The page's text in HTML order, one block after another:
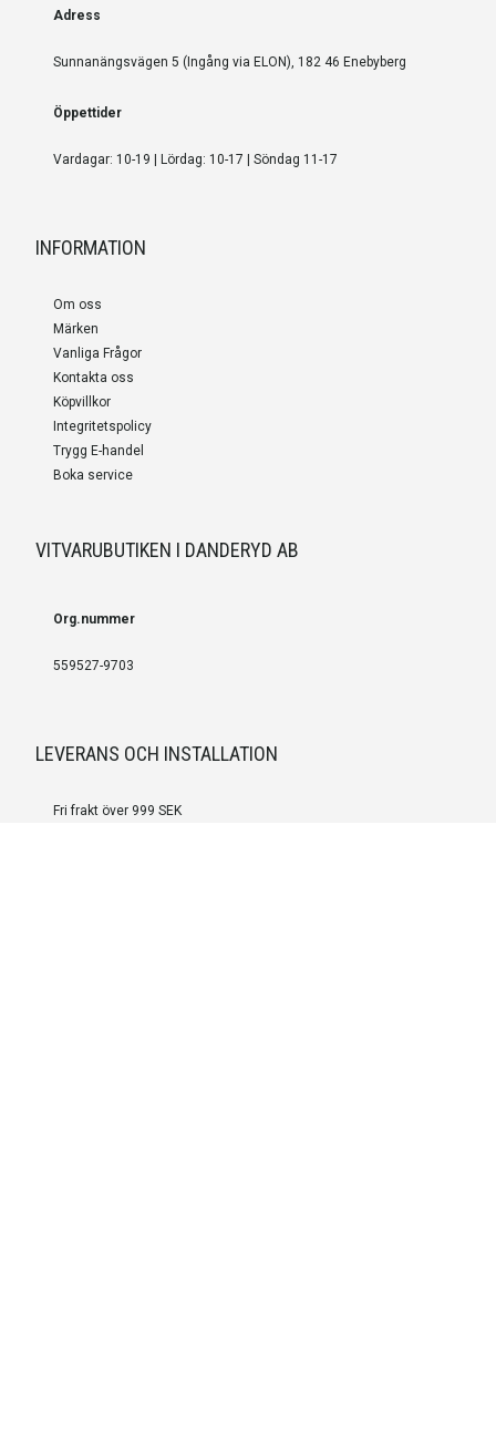
Adress
Sunnanängsvägen 5 (Ingång via ELON), 182 46 Enebyberg
Öppettider
Vardagar: 10-19 | Lördag: 10-17 | Söndag 11-17
INFORMATION
Om oss
Märken
Vanliga Frågor
Kontakta oss
Köpvillkor
Integritetspolicy
Trygg E-handel
Boka service
VITVARUBUTIKEN I DANDERYD AB
Org.nummer
559527-9703
LEVERANS OCH INSTALLATION
Fri frakt över 999 SEK